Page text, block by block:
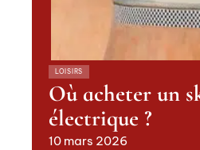
LOISIRS
Où acheter un
électrique ?
10 mars 2026